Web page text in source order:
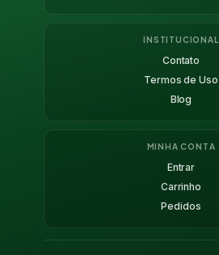
INSTITUCIONAL
Contato
Termos de Uso
Blog
MINHA CONTA
Entrar
Carrinho
Pedidos